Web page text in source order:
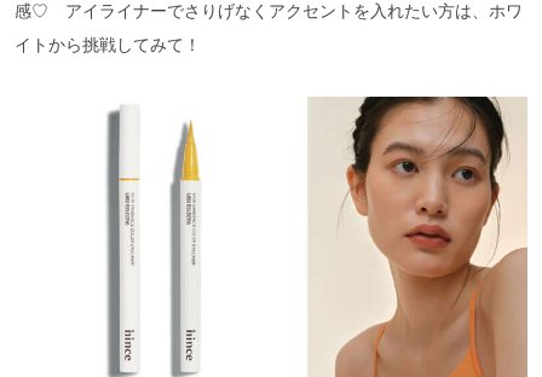
感♡ アイライナーでさりげなくアクセントを入れたい方は、ホワ
イトから挑戦してみて！